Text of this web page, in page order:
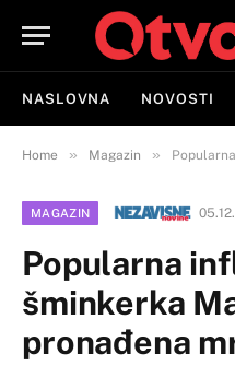
NASLOVNA NOVOSTI
Home » Magazin » Popularna
MAGAZIN
Popularna
šminkerka
pronađena